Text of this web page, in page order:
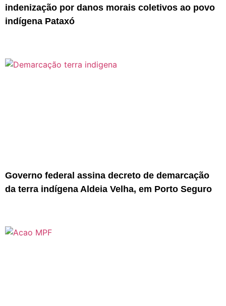
indenização por danos morais coletivos ao povo
indígena Pataxó
Governo federal assina decreto de demarcação
da terra indígena Aldeia Velha, em Porto Seguro